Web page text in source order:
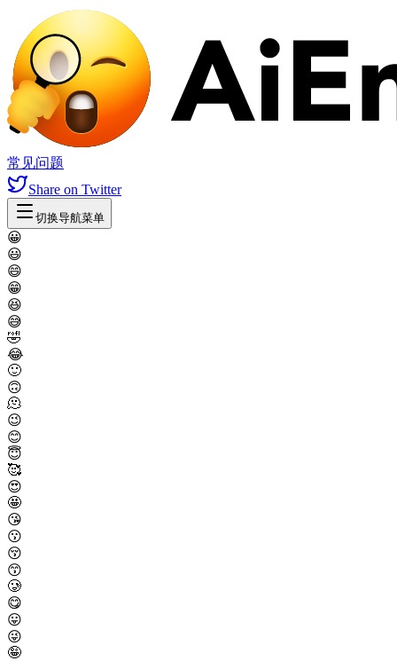
常见问题
Share on Twitter
切换导航菜单
😀
😃
😄
😁
😆
😅
🤣
😂
🙂
🙃
🫠
😉
😊
😇
🥰
😍
🤩
😘
😗
😚
😙
🥲
😋
😛
😜
🤪